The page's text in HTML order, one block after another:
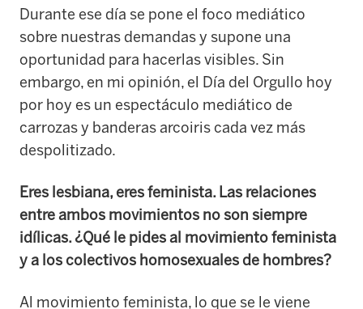
Durante ese día se pone el foco mediático
sobre nuestras demandas y supone una
oportunidad para hacerlas visibles. Sin
embargo, en mi opinión, el Día del Orgullo hoy
por hoy es un espectáculo mediático de
carrozas y banderas arcoiris cada vez más
despolitizado.
Eres lesbiana, eres feminista. Las relaciones
entre ambos movimientos no son siempre
idílicas. ¿Qué le pides al movimiento feminista
y a los colectivos homosexuales de hombres?
Al movimiento feminista, lo que se le viene